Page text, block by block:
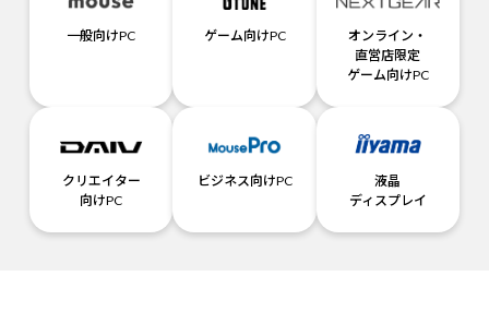
一般向けPC ゲーム向けPC
オンライン・
直営店限定
ゲーム向けPC
クリエイター
向けPC
ビジネス向けPC
液晶
ディスプレイ